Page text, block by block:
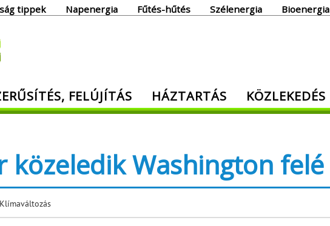
tippek Napenergia Fűtés-hűtés Szélenergia Bioenergia
Minden, ami energia!
FELÚJÍTÁS HÁZTARTÁS KÖZLEKEDÉS
közeledik Washington felé
Klímaváltozás